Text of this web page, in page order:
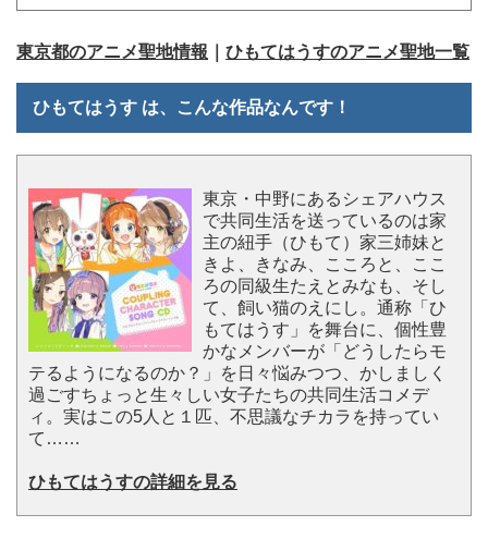
東京都のアニメ聖地情報 ひもてはうすのアニメ聖地一覧
ひもてはうす は、こんな作品なんです！
東京・中野にあるシェアハウス
で共同生活を送っているのは家
主の紐手（ひもて）家三姉妹と
きよ、きなみ、こころと、ここ
ろの同級生たえとみなも、そし
て、飼い猫のえにし。通称「ひ
もてはうす」を舞台に、個性豊
かなメンバーが「どうしたらモ
テるようになるのか？」を日々悩みつつ、かしましく
過ごすちょっと生々しい女子たちの共同生活コメデ
ィ。実はこの5人と１匹、不思議なチカラを持ってい
て……
ひもてはうすの詳細を見る